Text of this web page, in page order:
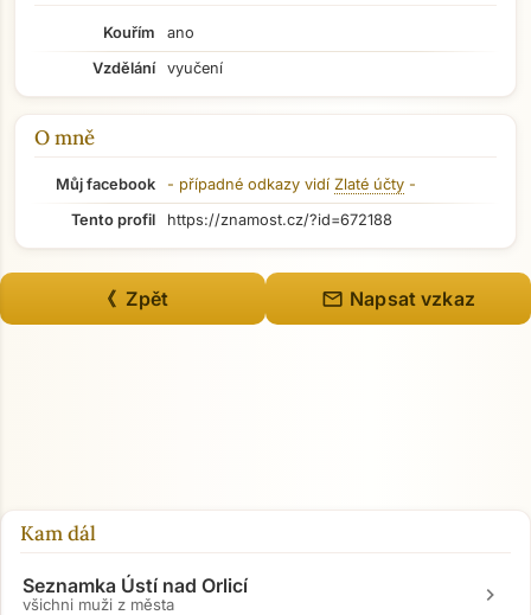
Kouřím
ano
Vzdělání
vyučení
O mně
Můj facebook - případné odkazy vidí Zlaté účty -
Tento profil
https://znamost.cz/?id=672188
《 Zpět mail Napsat vzkaz
Kam dál
Seznamka Ústí nad Orlicí
všichni muži z města chevron_right